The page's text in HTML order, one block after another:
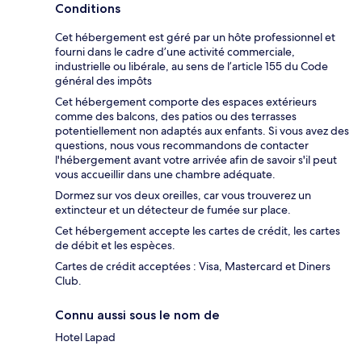
Conditions
Cet hébergement est géré par un hôte professionnel et
fourni dans le cadre d’une activité commerciale,
industrielle ou libérale, au sens de l’article 155 du Code
général des impôts
Cet hébergement comporte des espaces extérieurs
comme des balcons, des patios ou des terrasses
potentiellement non adaptés aux enfants. Si vous avez des
questions, nous vous recommandons de contacter
l'hébergement avant votre arrivée afin de savoir s'il peut
vous accueillir dans une chambre adéquate.
Dormez sur vos deux oreilles, car vous trouverez un
extincteur et un détecteur de fumée sur place.
Cet hébergement accepte les cartes de crédit, les cartes
de débit et les espèces.
Cartes de crédit acceptées : Visa, Mastercard et Diners
Club.
Connu aussi sous le nom de
Hotel Lapad